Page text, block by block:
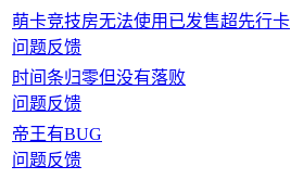
萌卡竞技房无法使用已发售超先行卡
问题反馈
时间条归零但没有落败
问题反馈
帝王有BUG
问题反馈